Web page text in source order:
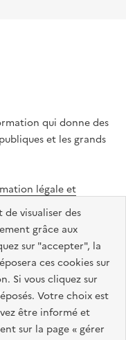
visualiser des
grâce aux
sur "accepter", la
ces cookies sur
Si vous cliquez sur
Votre choix est
être informé et
sur la page « gérer
qui donne des
et les grands
légale et
data.gouv.fr
personnelles